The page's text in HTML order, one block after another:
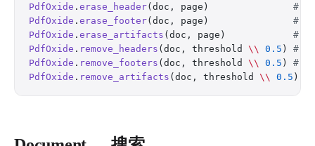
PdfOxide . erase_header(doc, page) #
PdfOxide . erase_footer(doc, page) #
PdfOxide . erase_artifacts (doc, page) #
PdfOxide . remove_headers (doc, threshold \\ 0.5 ) #
PdfOxide . remove_footers (doc, threshold \\ 0.5 ) #
PdfOxide . remove_artifacts (doc, threshold \\ 0.5 )